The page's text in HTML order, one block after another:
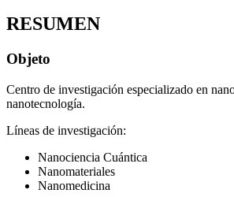
RESUMEN
Objeto
Centro de investigación especializado en
nanotecnología.
Líneas de investigación:
Nanociencia Cuántica
Nanomateriales
Nanomedicina